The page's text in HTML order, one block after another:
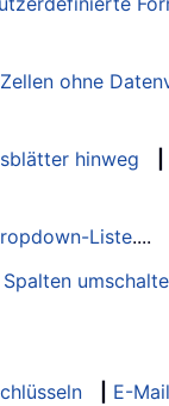
ohne
hinweg
Liste....
E-